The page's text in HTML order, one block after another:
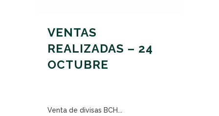
VENTAS
REALIZADAS – 24
OCTUBRE
Venta de divisas BCH...